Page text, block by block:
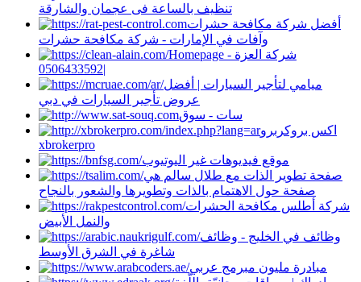
تنظيف بالساعة فى عجمان والشارقة
أفضل شركة مكافحة حشرات
وآفات في الإمارات - شركة مكافحة حشرات
Homepage - شركة العزة
|0506433592
ميامي لتأجير السيارات | أفضل
عروض تأجير السيارات في دبي
سات - سوق
اكس بروكربرو
xbrokerpro
موقع فيديوهات غير اليوتيوب
صفحة تطوير الذات مع طلال سالم هي
صفحة حول الاهتمام بالذات وتطويرها والشعور بالنجاح
شركة أطلس مكافحة الحشرات
والنمل الأبيض
وظائف في الخليج - وظائف
شاغرة في الشرق الأوسط
مبادرة مليون مبرمج عربي